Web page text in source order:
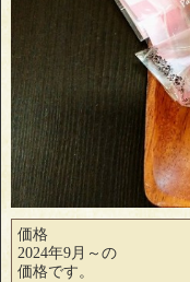
価格
2024年9月～の
価格です。